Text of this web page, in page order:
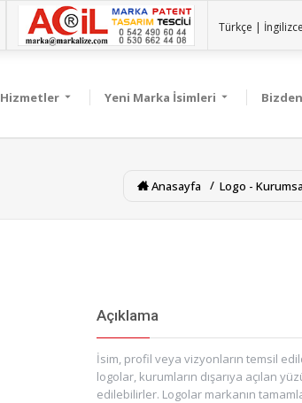
Türkçe |
Hizmetler Yeni Marka İsimleri Bizden
Anasayfa Logo -
Açıklama
İsim, profil veya vizyonların temsil
logolar, kurumların dışarıya açılan
edilebilirler. Logolar markanın